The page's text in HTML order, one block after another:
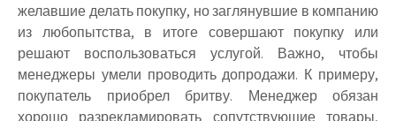
желавшие делать покупку, но заглянувшие в компанию
из любопытства, в итоге совершают покупку или
решают воспользоваться услугой. Важно, чтобы
менеджеры умели проводить допродажи. К примеру,
покупатель приобрел бритву. Менеджер обязан
хорошо разрекламировать сопутствующие товары,